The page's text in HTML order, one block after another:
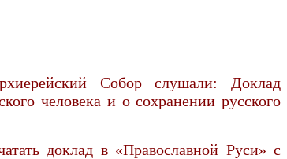
Собор слушали: Доклад
человека и о сохранении русского
доклад в «Православной Руси» с